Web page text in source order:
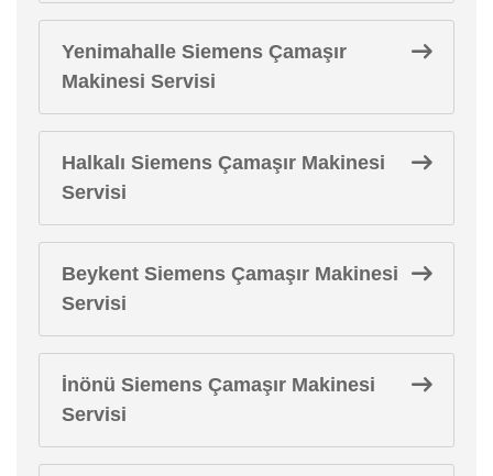
Yenimahalle Siemens Çamaşır
Makinesi Servisi
Halkalı Siemens Çamaşır Makinesi
Servisi
Beykent Siemens Çamaşır Makinesi
Servisi
İnönü Siemens Çamaşır Makinesi
Servisi